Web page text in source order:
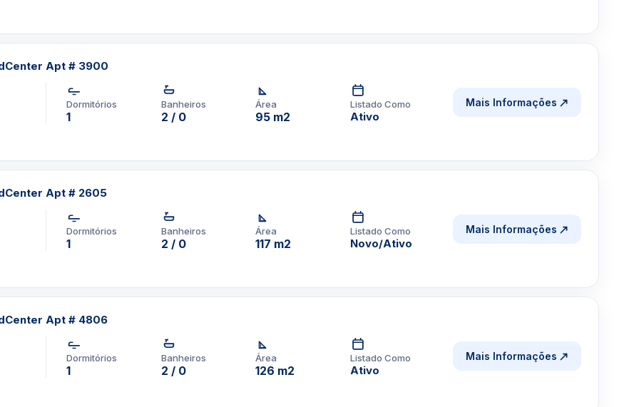
um corretor em
0613Apt # 3900
Dormitórios
1
Banheiros
2 / 0
Área
95 m2
Listado Como
Ativo
Mais Informações
Apt # 2605
Dormitórios
1
Banheiros
2 / 0
Área
117 m2
Listado Como
Novo/Ativo
Mais Informações
Apt # 4806
Dormitórios
1
Banheiros
2 / 0
Área
126 m2
Listado Como
Ativo
Mais Informações